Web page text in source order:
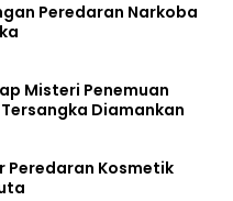
Peredaran Narkoba
Misteri Penemuan
Diamankan
Peredaran Kosmetik